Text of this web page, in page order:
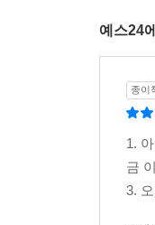
예스24
종이
1.
금
3.